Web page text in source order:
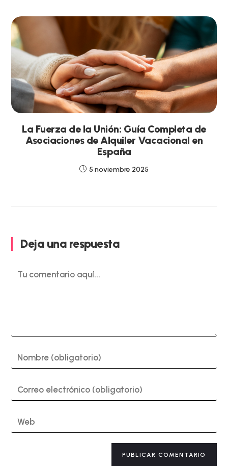
La Fuerza de la Unión: Guía Completa de
Asociaciones de Alquiler Vacacional en
España
5 noviembre 2025
Deja una respuesta
Comentario
nombre
nombre
de
para
dirección
correo
electrónico
URL